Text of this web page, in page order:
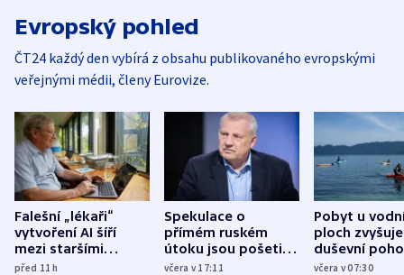
Evropský pohled
ČT24 každý den vybírá z obsahu publikovaného evropskými
veřejnými médii, členy Eurovize.
Falešní „lékaři“
vytvoření AI šíří
mezi staršími
Poláky nebezpečné
před 11h
Spekulace o
přímém ruském
útoku jsou pošetilé,
míní estonský
včera v 17:11
Pobyt u
ploch zvyšuje
duševní
ukázala
včera v 07:30